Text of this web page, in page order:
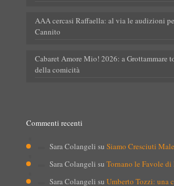
AAA cercasi Raffaella: al via le audizioni
Cannito
Cabaret Amore Mio! 2026: a Grottammare
della comicità
Commenti recenti
Sara Colangeli su Siamo Cresciuti Male
Sara Colangeli su Tornano le Favole di
Sara Colangeli su Umberto Tozzi: una